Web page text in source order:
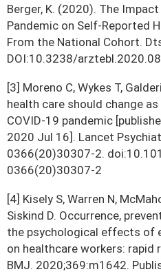
Berger, K. (2020). The
Pandemic on Self-Reported
From the National Cohort.
DOI:10.3238/
[3] Moreno C, Wykes T,
health care should change
COVID-19 pandemic
2020 Jul 16]. Lancet
0366(20)30307-2.
0366(20)30307-2
[4] Kisely S, Warren N,
Siskind D. Occurrence,
the psychological effects of
on healthcare workers: rapid
BMJ. 2020;369:m1642.